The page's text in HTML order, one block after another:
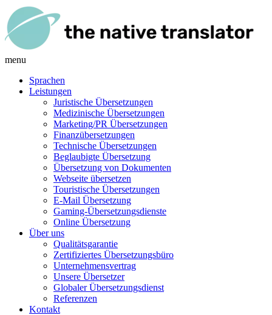
menu
Sprachen
Leistungen
Juristische Übersetzungen
Medizinische Übersetzungen
Marketing/PR Übersetzungen
Finanzübersetzungen
Technische Übersetzungen
Beglaubigte Übersetzung
Übersetzung von Dokumenten
Webseite übersetzen
Touristische Übersetzungen
E-Mail Übersetzung
Gaming-Übersetzungsdienste
Online Übersetzung
Über uns
Qualitätsgarantie
Zertifiziertes Übersetzungsbüro
Unternehmensvertrag
Unsere Übersetzer
Globaler Übersetzungsdienst
Referenzen
Kontakt